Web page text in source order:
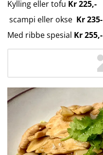
Kylling eller tofu Kr 225,-
scampi eller okse Kr 235-
Med ribbe spesial Kr 255,-